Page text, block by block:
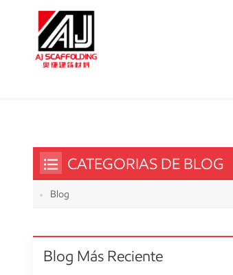
CATEGORIAS DE BLOG
Blog
Blog Más Reciente